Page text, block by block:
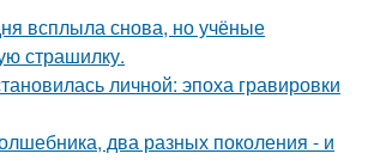
всплыла снова, но учёные
страшилку.
личной: эпоха гравировки
два разных поколения - и